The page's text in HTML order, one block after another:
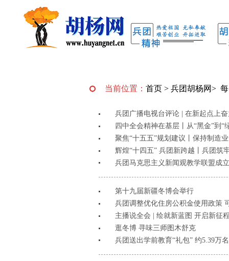
当前位置： 首页 > 兵团胡杨网>
兵团广播电视台评论 | 在新起点上
四中全会精神在基层丨从“黑金”到“
聚焦“十五五”规划建议丨保持制造
辉煌“十四五” 兵团新跨越丨兵团筑
兵团马克思主义新闻观教学联盟成立
第十九届新疆冬博会举行
兵团调整优化住房公积金使用政策
主播说全会 | 绘就新蓝图 开启新征
逛冬博 寻味三师图木舒克
兵团送出学前教育“礼包” 约5.39万